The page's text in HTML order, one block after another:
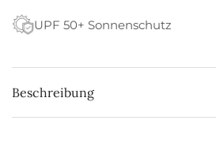
UPF 50+ Sonnenschutz
Beschreibung